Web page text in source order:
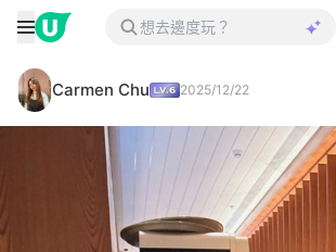
Carmen Chu 2025/12/22